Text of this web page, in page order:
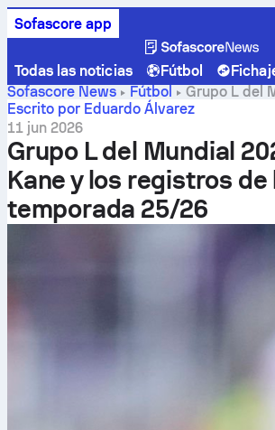
Sofascore app
Todas las noticias Fútbol
Sofascore News
Fútbol
Grupo L del
Harry Kane y los registros de la
Escrito por Eduardo Álvarez
11 jun 2026
Grupo L del Mundial
Kane y los registros de
temporada 25/26